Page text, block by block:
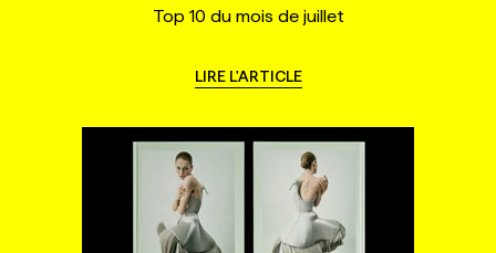
Top 10 du mois de juillet
LIRE L'ARTICLE